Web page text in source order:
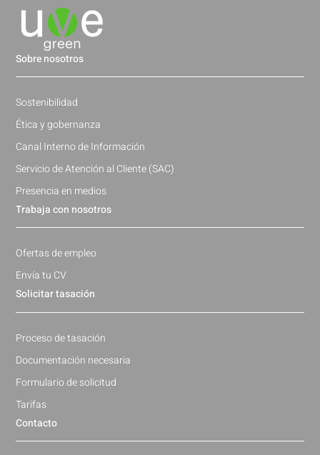
Contacto
Solicitar tasación
Proceso de tasación
Documentación necesaria
Formulario de solicitud
Tarifas
Trabaja con nosotros
Ofertas de empleo
Envía tu CV
Sobre nosotros
Sostenibilidad
Ética y gobernanza
Canal Interno de Información
Servicio de Atención al Cliente (SAC)
Presencia en medios